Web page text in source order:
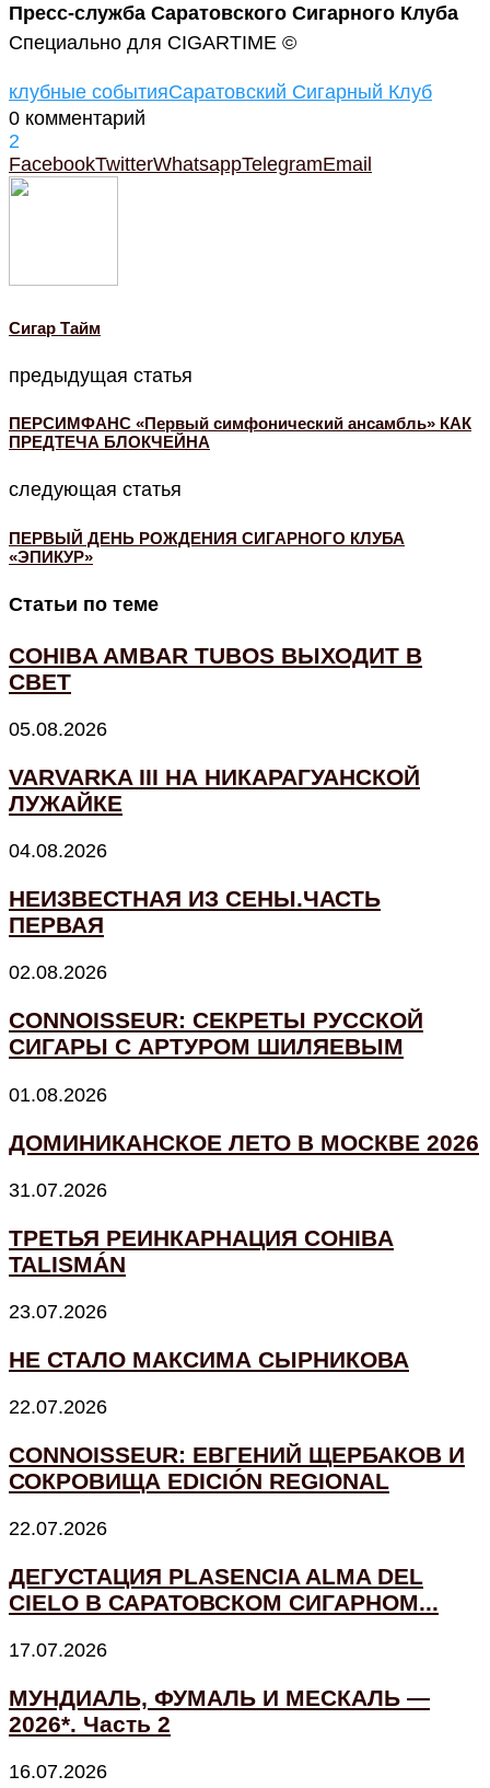
Пресс-служба Саратовского Сигарного Клуба
Специально для CIGARTIME ©
клубные событияСаратовский Сигарный Клуб
0 комментарий
2
FacebookTwitterWhatsappTelegramEmail
Cигар Тайм
предыдущая статья
ПЕРСИМФАНС «Первый симфонический ансамбль» КАК
ПРЕДТЕЧА БЛОКЧЕЙНА
следующая статья
ПЕРВЫЙ ДЕНЬ РОЖДЕНИЯ СИГАРНОГО КЛУБА
«ЭПИКУР»
Статьи по теме
COHIBA AMBAR TUBOS ВЫХОДИТ В
СВЕТ
05.08.2026
VARVARKA III НА НИКАРАГУАНСКОЙ
ЛУЖАЙКЕ
04.08.2026
НЕИЗВЕСТНАЯ ИЗ СЕНЫ.ЧАСТЬ
ПЕРВАЯ
02.08.2026
CONNOISSEUR: СЕКРЕТЫ РУССКОЙ
СИГАРЫ С АРТУРОМ ШИЛЯЕВЫМ
01.08.2026
ДОМИНИКАНСКОЕ ЛЕТО В МОСКВЕ 2026
31.07.2026
ТРЕТЬЯ РЕИНКАРНАЦИЯ COHIBA
TALISMÁN
23.07.2026
НЕ СТАЛО МАКСИМА СЫРНИКОВА
22.07.2026
CONNOISSEUR: ЕВГЕНИЙ ЩЕРБАКОВ И
СОКРОВИЩА EDICIÓN REGIONAL
22.07.2026
ДЕГУСТАЦИЯ PLASENCIA ALMA DEL
CIELO В САРАТОВСКОМ СИГАРНОМ...
17.07.2026
МУНДИАЛЬ, ФУМАЛЬ И МЕСКАЛЬ —
2026*. Часть 2
16.07.2026